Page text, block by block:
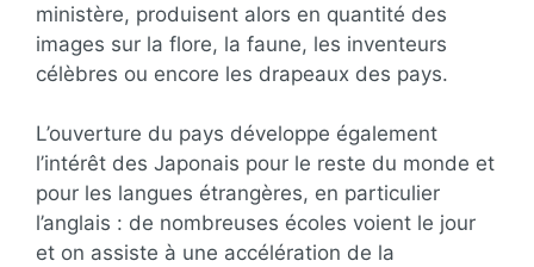
ministère, produisent alors en quantité des
images sur la flore, la faune, les inventeurs
célèbres ou encore les drapeaux des pays.
L’ouverture du pays développe également
l’intérêt des Japonais pour le reste du monde et
pour les langues étrangères, en particulier
l’anglais : de nombreuses écoles voient le jour
et on assiste à une accélération de la